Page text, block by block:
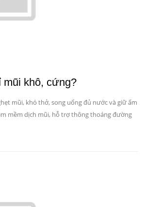
mũi khô, cứng?
mũi, khó thở, song uống đủ nước và giữ ẩm
mềm dịch mũi, hỗ trợ thông thoáng đường